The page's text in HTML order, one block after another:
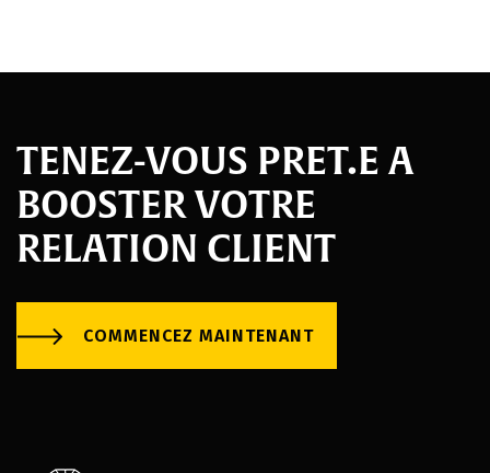
TENEZ-VOUS PRET.E A
BOOSTER VOTRE
RELATION CLIENT
COMMENCEZ MAINTENANT